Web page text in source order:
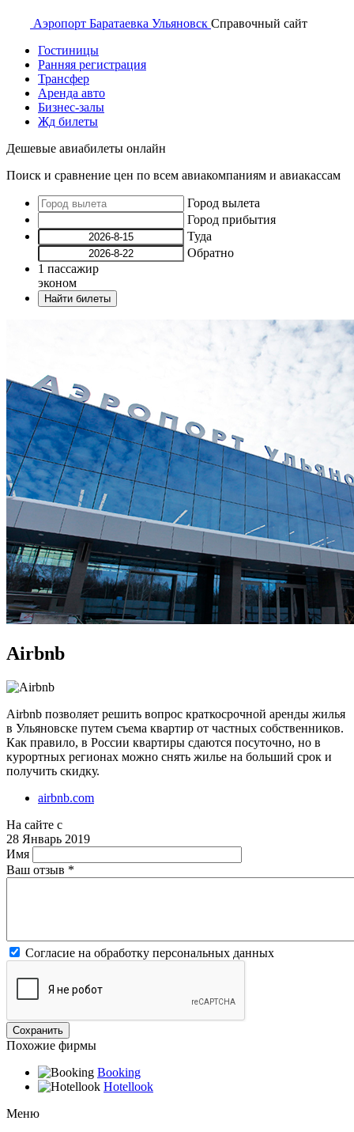
Аэропорт Баратаевка Ульяновск Справочный сайт
Гостиницы
Ранняя регистрация
Трансфер
Аренда авто
Бизнес-залы
Жд билеты
Дешевые авиабилеты онлайн
Поиск и сравнение цен по всем авиакомпаниям и авиакассам
Город вылета
Город прибытия
Туда
Обратно
1 пассажир
эконом
Найти билеты
Airbnb
Airbnb позволяет решить вопрос краткосрочной аренды жилья
в Ульяновске путем съема квартир от частных собственников.
Как правило, в России квартиры сдаются посуточно, но в
курортных регионах можно снять жилье на больший срок и
получить скидку.
airbnb.com
На сайте с
28 Январь 2019
Имя
Ваш отзыв *
Согласие на обработку персональных данных
Похожие фирмы
Booking
Hotellook
Меню